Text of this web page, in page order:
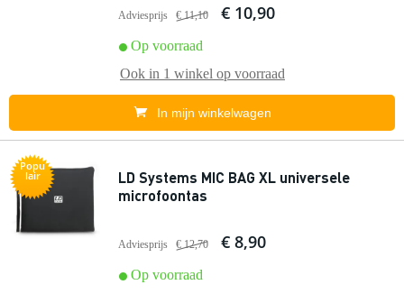
Adviesprijs € 11,10 € 10,90
Op voorraad
Ook in 1 winkel op voorraad
In mijn winkelwagen
Popu
lair
LD Systems MIC BAG XL universele
microfoontas
Adviesprijs € 12,70 € 8,90
Op voorraad